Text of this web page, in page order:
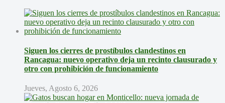
Siguen los cierres de prostíbulos clandestinos en
Rancagua: nuevo operativo deja un recinto clausurado y
otro con prohibición de funcionamiento
Jueves, Agosto 6, 2026